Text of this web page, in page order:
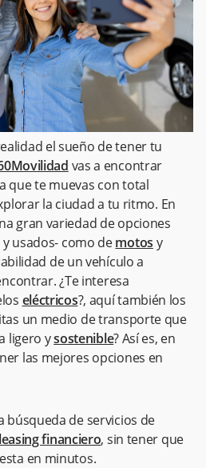
el sueño de tener tu
vas a encontrar
que te muevas con total
la ciudad a tu ritmo. En
gran variedad de opciones
usados- como demotos y
de un vehículo a
¿Te interesa
eléctricos?, aquí también los
un medio de transporte que
ligero ysostenible? Así es, en
las mejores opciones en
búsqueda de servicios de
leasing financiero, sin tener que
en minutos.